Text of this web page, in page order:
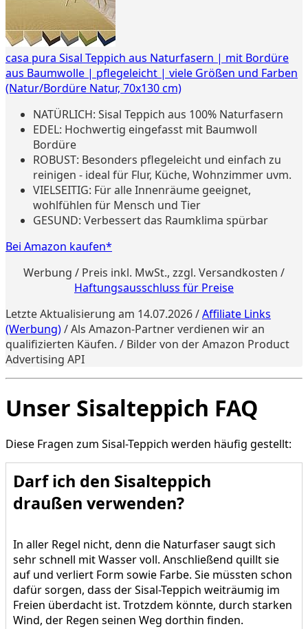
casa pura Sisal Teppich aus Naturfasern | mit Bordüre
aus Baumwolle | pflegeleicht | viele Größen und Farben
(Natur/Bordüre Natur, 70x130 cm)
NATÜRLICH: Sisal Teppich aus 100% Naturfasern
EDEL: Hochwertig eingefasst mit Baumwoll
Bordüre
ROBUST: Besonders pflegeleicht und einfach zu
reinigen - ideal für Flur, Küche, Wohnzimmer uvm.
VIELSEITIG: Für alle Innenräume geeignet,
wohlfühlen für Mensch und Tier
GESUND: Verbessert das Raumklima spürbar
Bei Amazon kaufen*
Werbung / Preis inkl. MwSt., zzgl. Versandkosten /
Haftungsausschluss für Preise
Letzte Aktualisierung am 14.07.2026 /Affiliate Links
(Werbung)/ Als Amazon-Partner verdienen wir an
qualifizierten Käufen. / Bilder von der Amazon Product
Advertising API
Unser Sisalteppich FAQ
Diese Fragen zum Sisal-Teppich werden häufig gestellt:
Darf ich den Sisalteppich
draußen verwenden?
In aller Regel nicht, denn die Naturfaser saugt sich
sehr schnell mit Wasser voll. Anschließend quillt sie
auf und verliert Form sowie Farbe. Sie müssten schon
dafür sorgen, dass der Sisal-Teppich weiträumig im
Freien überdacht ist. Trotzdem könnte, durch starken
Wind, der Regen seinen Weg dorthin finden.